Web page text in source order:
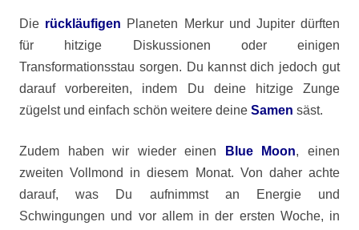
Die rückläufigen Planeten Merkur und Jupiter dürften
für hitzige Diskussionen oder einigen
Transformationsstau sorgen. Du kannst dich jedoch gut
darauf vorbereiten, indem Du deine hitzige Zunge
zügelst und einfach schön weitere deine Samen säst.
Zudem haben wir wieder einen Blue Moon, einen
zweiten Vollmond in diesem Monat. Von daher achte
darauf, was Du aufnimmst an Energie und
Schwingungen und vor allem in der ersten Woche, in